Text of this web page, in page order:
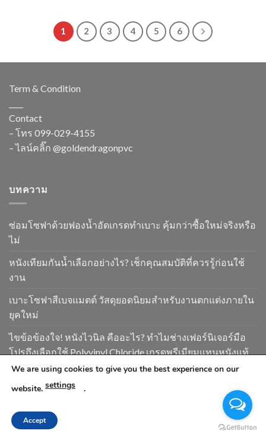
1 2 3 4 5 6
Term & Condition
Contact
– โทร 099-029-4155
– ไลน์คลิ๊ก @goldendragonpvc
บทความ
ซ่อมโซฟาด้วยฟองน้ำอัดเกรดทำเบาะ คุ้มกว่าซื้อใหม่จริงหรือ
ไม่
หนังเทียมกันน้ำเลือกอย่างไร? เช็กคุณสมบัติที่ควรรู้ก่อนใช้
งาน
เบาะโซฟาสีเบจแมตต์ วัสดุยอดนิยมสำหรับงานตกแต่งภายใน
ยุคใหม่
ไขข้อข้องใจ! หนังไวนิล คืออะไร? ทำไมช่างเฟอร์นิเจอร์มือ
โปรถึงเลือกใช้ Polyvinyl Chloride เกรดพรีเมียมแทนหนังแท้
คู่มือเลือกหนังเทียมตกแต่งภายใน สไตล์ Minimal Muji
จับคู่หนังกลับ กระเป๋าแฟชั่น กับหนังเทียมอย่างไรให้แจ้งเกิด
ในคอลเลกชันแรก
We are using cookies to give you the best experience on our
website. settings .
Accept